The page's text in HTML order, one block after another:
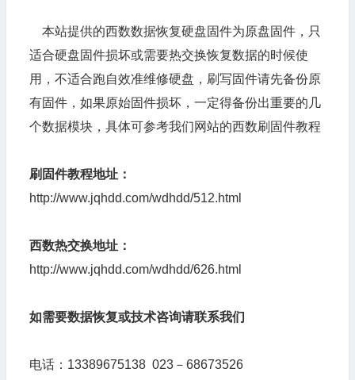
本站提供的西数数据恢复硬盘固件为原盘固件，只
适合硬盘固件损坏或需要热交换恢复数据的时候使
用，不适合跑自效准维修硬盘，刷写固件请先备份原
有固件，如果原始固件损坏，一定得备份出重要的几
个数据模块，具体可参考我们网站的西数刷固件教程
刷固件教程地址：
http://www.jqhdd.com/wdhdd/512.html
西数热交换地址：
http://www.jqhdd.com/wdhdd/626.html
如需要数据恢复或技术咨询请联系我们
电话：13389675138 023－68673526